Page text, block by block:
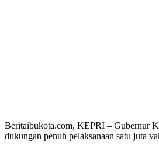
Beritaibukota.com, KEPRI – Gubernur
dukungan penuh pelaksanaan satu juta